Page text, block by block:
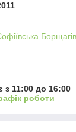
з 11:00 до 16:00
роботи